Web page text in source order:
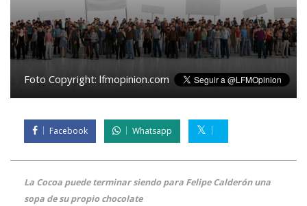
Foto Copyright: lfmopinion.com
Facebook Whatsapp
La Cocoa puede terminar siendo para Felipe Calderón una
sopa de su propio chocolate